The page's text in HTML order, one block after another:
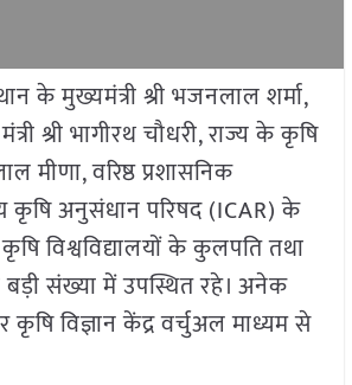
के मुख्यमंत्री श्री भजनलाल शर्मा,
श्री भागीरथ चौधरी, राज्य के कृषि
मीणा, वरिष्ठ प्रशासनिक
कृषि अनुसंधान परिषद (ICAR) के
कृषि विश्वविद्यालयों के कुलपति तथा
संख्या में उपस्थित रहे। अनेक
विज्ञान केंद्र वर्चुअल माध्यम से